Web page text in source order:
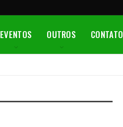
EVENTOS OUTROS CONTATO